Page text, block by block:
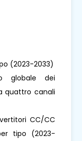
(2023-2033)
globale dei
quattro canali
CC/CC
tipo (2023-